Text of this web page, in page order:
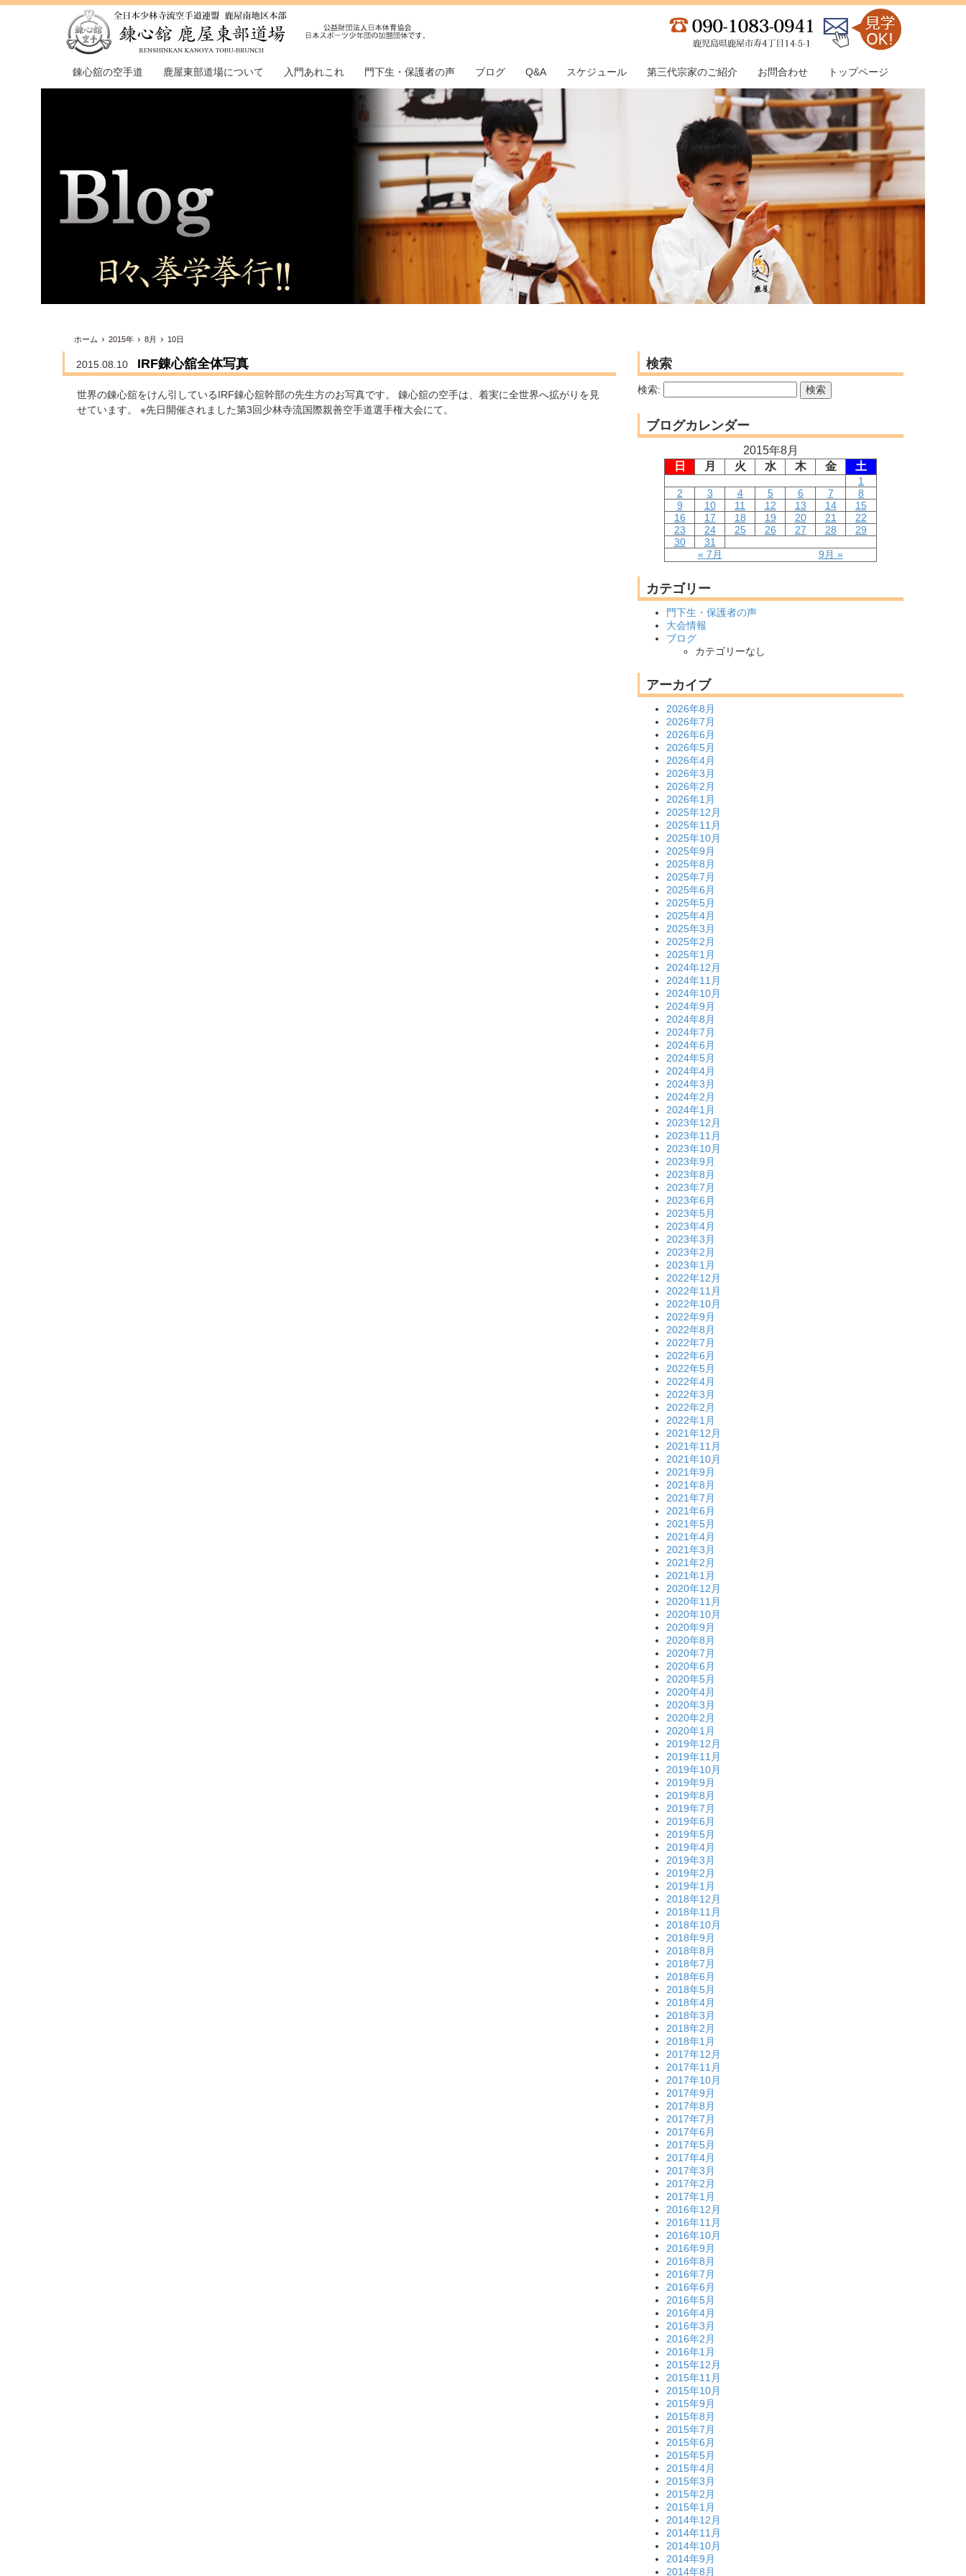
錬心舘の空手道 鹿屋東部道場について 入門あれこれ 門下生・保護者の声 ブログ Q&A スケジュール 第三代宗家のご紹介 お問合わせ トップページ
ホーム 2015年 8月 10日
2015.08.10 IRF錬心舘全体写真
世界の錬心舘をけん引しているIRF錬心舘幹部の先生方のお写真です。 錬心舘の空手は、着実に全世界へ拡がりを見
せています。 ※先日開催されました第3回少林寺流国際親善空手道選手権大会にて。
検索
検索:
ブログカレンダー
2015年8月
日
月 火 水 木 金 土
« 7月 9月 »
1
2
3 4 5 6 7
8
9
10 11 12 13 14
15
16
17 18 19 20 21
22
23
24 25 26 27 28
29
30
31
カテゴリー
門下生・保護者の声
大会情報
ブログ
カテゴリーなし
アーカイブ
2026年8月
2026年7月
2026年6月
2026年5月
2026年4月
2026年3月
2026年2月
2026年1月
2025年12月
2025年11月
2025年10月
2025年9月
2025年8月
2025年7月
2025年6月
2025年5月
2025年4月
2025年3月
2025年2月
2025年1月
2024年12月
2024年11月
2024年10月
2024年9月
2024年8月
2024年7月
2024年6月
2024年5月
2024年4月
2024年3月
2024年2月
2024年1月
2023年12月
2023年11月
2023年10月
2023年9月
2023年8月
2023年7月
2023年6月
2023年5月
2023年4月
2023年3月
2023年2月
2023年1月
2022年12月
2022年11月
2022年10月
2022年9月
2022年8月
2022年7月
2022年6月
2022年5月
2022年4月
2022年3月
2022年2月
2022年1月
2021年12月
2021年11月
2021年10月
2021年9月
2021年8月
2021年7月
2021年6月
2021年5月
2021年4月
2021年3月
2021年2月
2021年1月
2020年12月
2020年11月
2020年10月
2020年9月
2020年8月
2020年7月
2020年6月
2020年5月
2020年4月
2020年3月
2020年2月
2020年1月
2019年12月
2019年11月
2019年10月
2019年9月
2019年8月
2019年7月
2019年6月
2019年5月
2019年4月
2019年3月
2019年2月
2019年1月
2018年12月
2018年11月
2018年10月
2018年9月
2018年8月
2018年7月
2018年6月
2018年5月
2018年4月
2018年3月
2018年2月
2018年1月
2017年12月
2017年11月
2017年10月
2017年9月
2017年8月
2017年7月
2017年6月
2017年5月
2017年4月
2017年3月
2017年2月
2017年1月
2016年12月
2016年11月
2016年10月
2016年9月
2016年8月
2016年7月
2016年6月
2016年5月
2016年4月
2016年3月
2016年2月
2016年1月
2015年12月
2015年11月
2015年10月
2015年9月
2015年8月
2015年7月
2015年6月
2015年5月
2015年4月
2015年3月
2015年2月
2015年1月
2014年12月
2014年11月
2014年10月
2014年9月
2014年8月